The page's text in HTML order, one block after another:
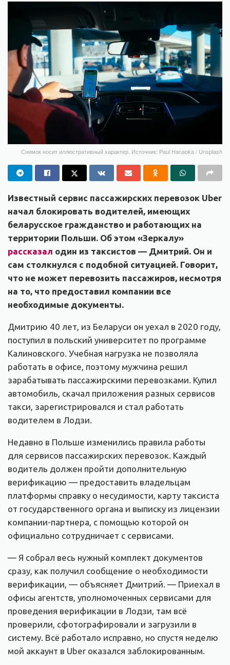
Снимок носит иллюстративный характер. Источник: Paul Hanaoka / Unsplash
Известный сервис пассажирских перевозок Uber
начал блокировать водителей, имеющих
беларусское гражданство и работающих на
территории Польши. Об этом «Зеркалу»
рассказал один из таксистов — Дмитрий. Он и
сам столкнулся с подобной ситуацией. Говорит,
что не может перевозить пассажиров, несмотря
на то, что предоставил компании все
необходимые документы.
Дмитрию 40 лет, из Беларуси он уехал в 2020 году,
поступил в польский университет по программе
Калиновского. Учебная нагрузка не позволяла
работать в офисе, поэтому мужчина решил
зарабатывать пассажирскими перевозками. Купил
автомобиль, скачал приложения разных сервисов
такси, зарегистрировался и стал работать
водителем в Лодзи.
Недавно в Польше изменились правила работы
для сервисов пассажирских перевозок. Каждый
водитель должен пройти дополнительную
верификацию — предоставить владельцам
платформы справку о несудимости, карту таксиста
от государственного органа и выписку из лицензии
компании-партнера, с помощью которой он
официально сотрудничает с сервисами.
— Я собрал весь нужный комплект документов
сразу, как получил сообщение о необходимости
верификации, — объясняет Дмитрий. — Приехал в
офисы агентств, уполномоченных сервисами для
проведения верификации в Лодзи, там всё
проверили, сфотографировали и загрузили в
систему. Всё работало исправно, но спустя неделю
мой аккаунт в Uber оказался заблокированным.